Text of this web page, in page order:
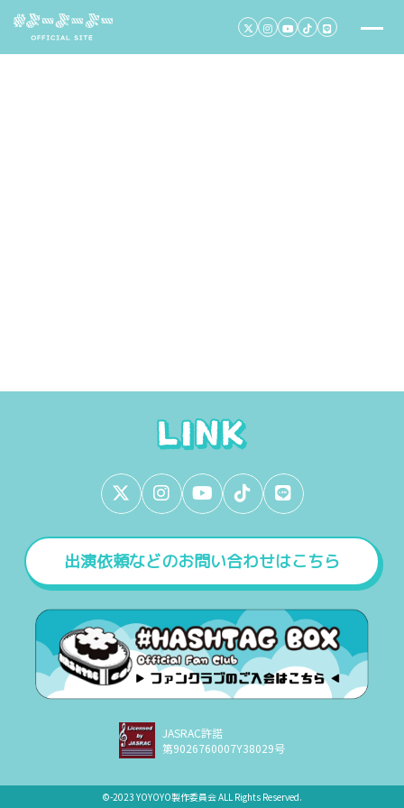
出演依頼などのお問い合わせはこちら
JASRAC許諾
第9026760007Y38029号
©︎-2023 YOYOYO製作委員会 ALL Rights Reserved.